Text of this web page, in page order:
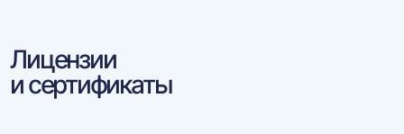
Лицензии
и сертификаты